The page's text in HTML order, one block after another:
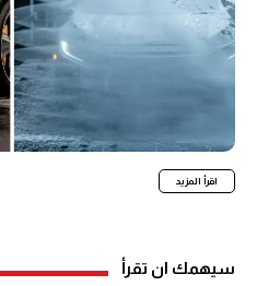
اقرأ المزيد
سيهمك ان تقرأ